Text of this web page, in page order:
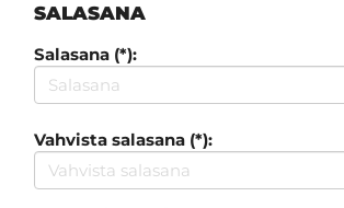
SALASANA
Salasana (*):
Vahvista salasana (*):